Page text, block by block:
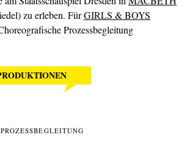
zu erleben. FürGIRLS & BOYS
Prozessbegleitung